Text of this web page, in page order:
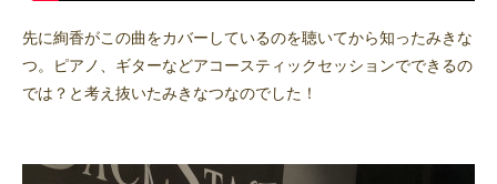
先に絢香がこの曲をカバーしているのを聴いてから知ったみきな
つ。ピアノ、ギターなどアコースティックセッションでできるの
では？と考え抜いたみきなつなのでした！